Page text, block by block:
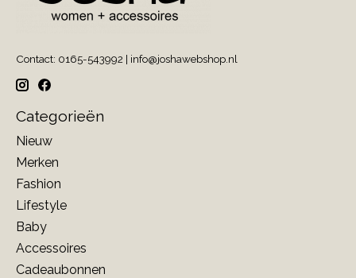
Contact: 0165-543992 | info@joshawebshop.nl
Categorieën
Nieuw
Merken
Fashion
Lifestyle
Baby
Accessoires
Cadeaubonnen